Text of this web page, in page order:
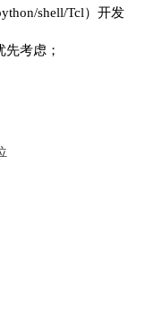
shell/Tcl）开发
考虑；